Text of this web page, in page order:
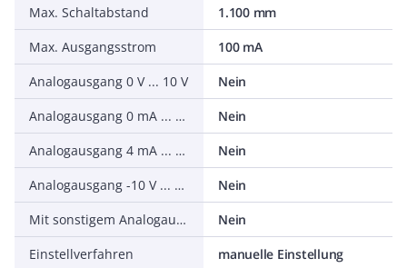
Max. Schaltabstand
1.100 mm
Max. Ausgangsstrom
100 mA
Analogausgang 0 V ... 10 V
Nein
Analogausgang 0 mA ... 20 mA
Nein
Analogausgang 4 mA ... 20 mA
Nein
Analogausgang -10 V ... +10 V
Nein
Mit sonstigem Analogausgang
Nein
Einstellverfahren
manuelle Einstellung